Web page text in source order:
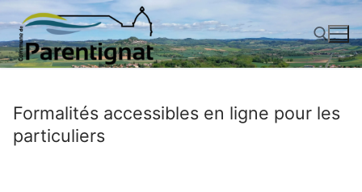
Aller
contenu
Formalités accessibles en ligne pour les
particuliers